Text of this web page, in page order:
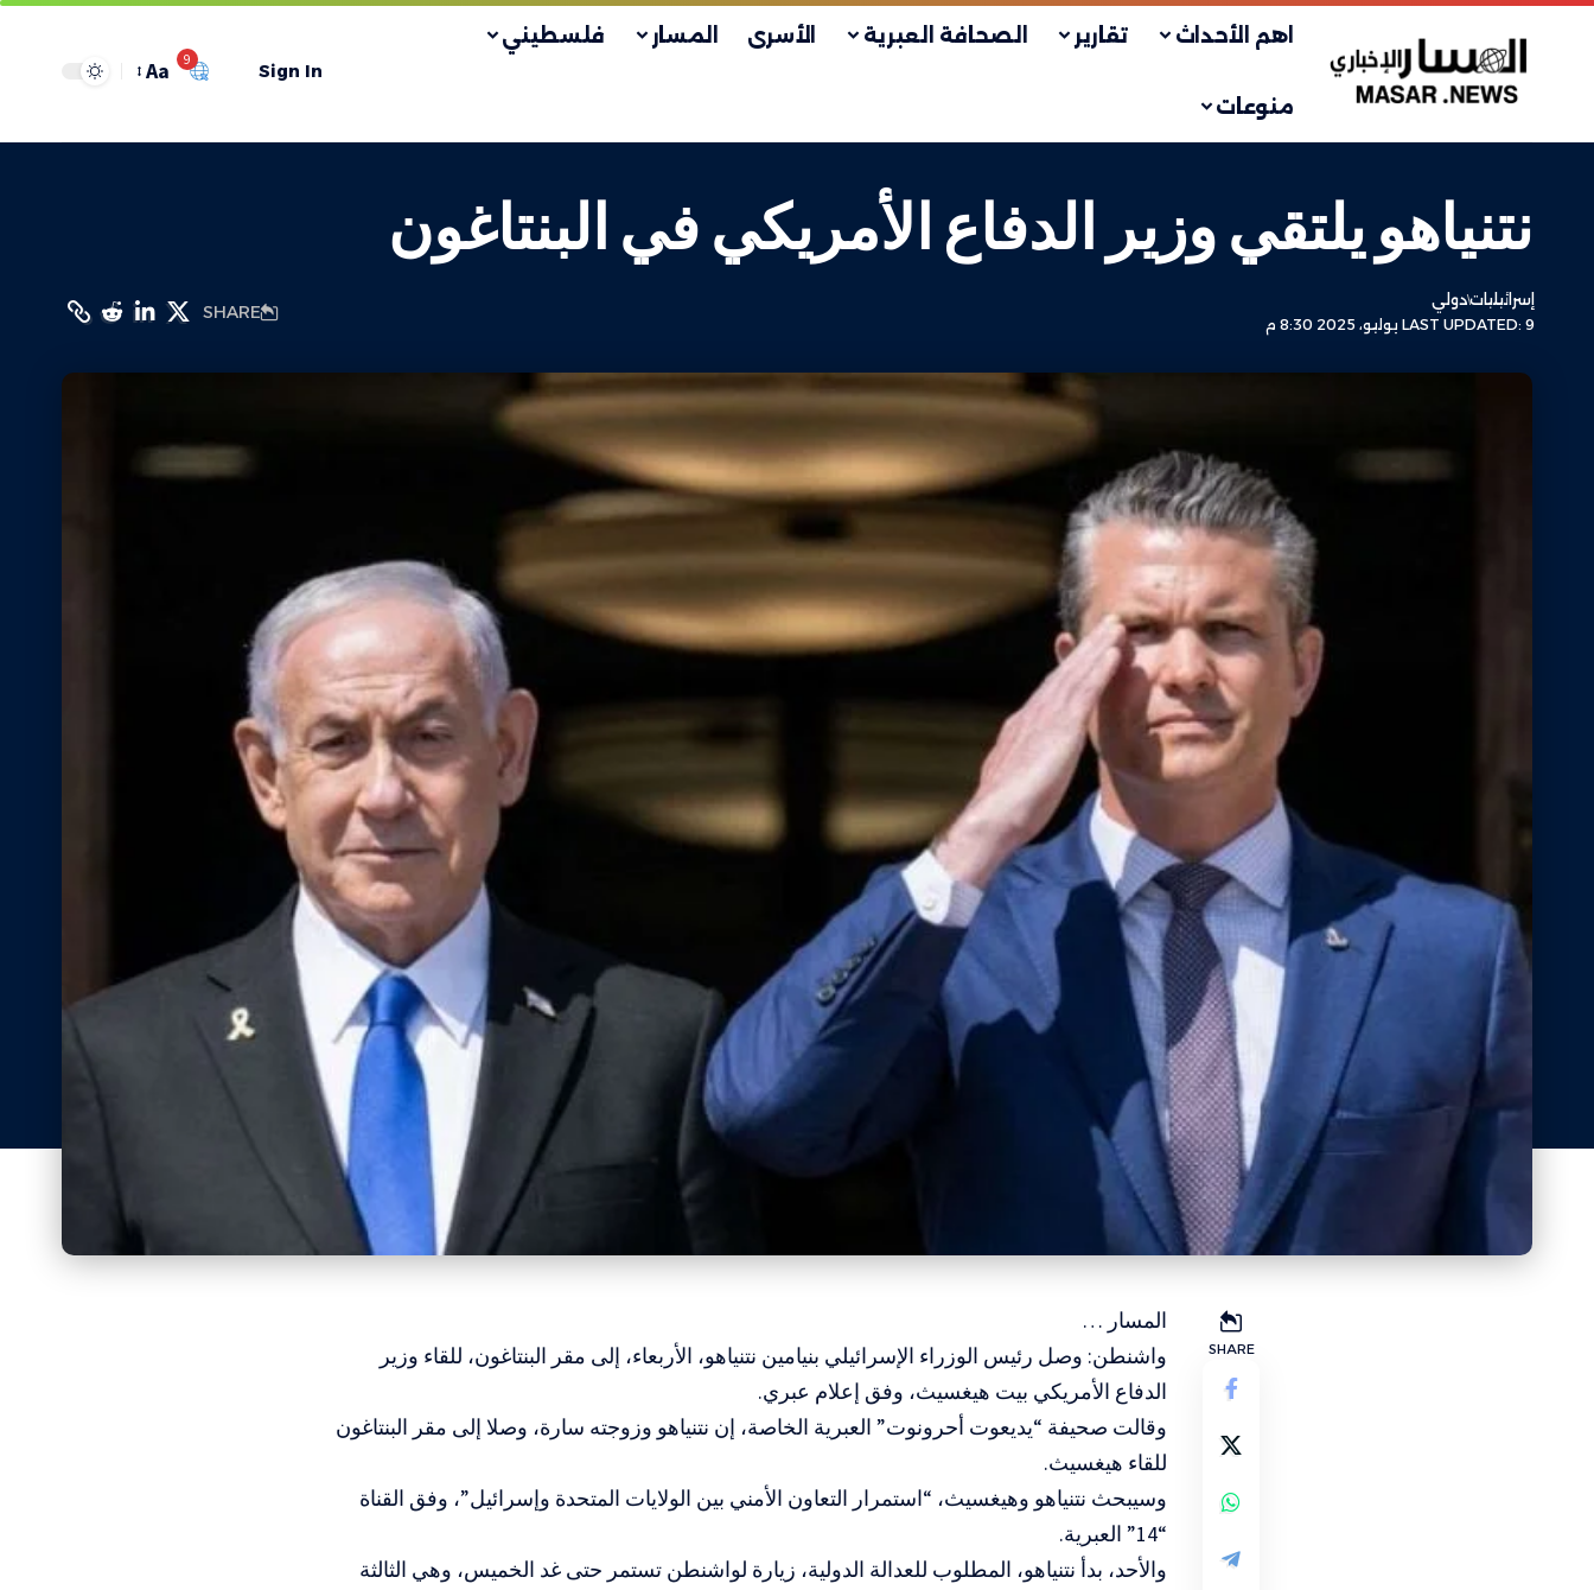
اهم الأحداث تقارير الصحافة العبرية الأسرى المسار فلسطيني
منوعات
Sign In
9
Aa
نتنياهو يلتقي وزير الدفاع الأمريكي في البنتاغون
LAST UPDATED: 9 يوليو، 2025 8:30 م
إسرائيلياتدولي
SHARE
SHARE
المسار …
واشنطن: وصل رئيس الوزراء الإسرائيلي بنيامين نتنياهو، الأربعاء، إلى مقر البنتاغون، للقاء وزير
الدفاع الأمريكي بيت هيغسيث، وفق إعلام عبري.
وقالت صحيفة “يديعوت أحرونوت” العبرية الخاصة، إن نتنياهو وزوجته سارة، وصلا إلى مقر البنتاغون
للقاء هيغسيث.
وسيبحث نتنياهو وهيغسيث، “استمرار التعاون الأمني بين الولايات المتحدة وإسرائيل”، وفق القناة
“14” العبرية.
والأحد، بدأ نتنياهو، المطلوب للعدالة الدولية، زيارة لواشنطن تستمر حتى غد الخميس، وهي الثالثة